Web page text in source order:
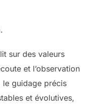
sur des valeurs
et l’observation
le guidage précis
et évolutives,